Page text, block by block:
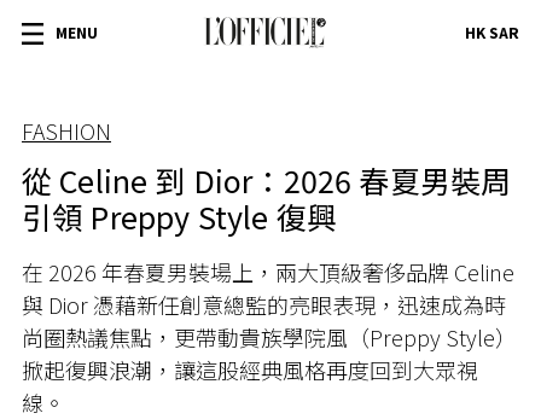
MENU HK SAR
FASHION
從 Celine 到 Dior：2026 春夏男裝周
引領 Preppy Style 復興
在 2026 年春夏男裝場上，兩大頂級奢侈品牌 Celine
與 Dior 憑藉新任創意總監的亮眼表現，迅速成為時
尚圈熱議焦點，更帶動貴族學院風（Preppy Style）
掀起復興浪潮，讓這股經典風格再度回到大眾視
線。